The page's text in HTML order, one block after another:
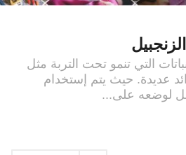
التي تنمو تحت التربة مثل
عديدة. حيث يتم إستخدام
لوضعه على...